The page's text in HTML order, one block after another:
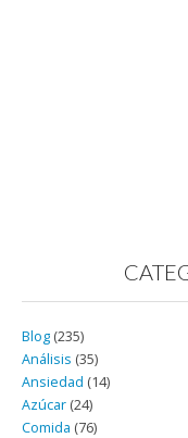
Blog (235)
Análisis (35)
Ansiedad (14)
Azúcar (24)
Comida (76)